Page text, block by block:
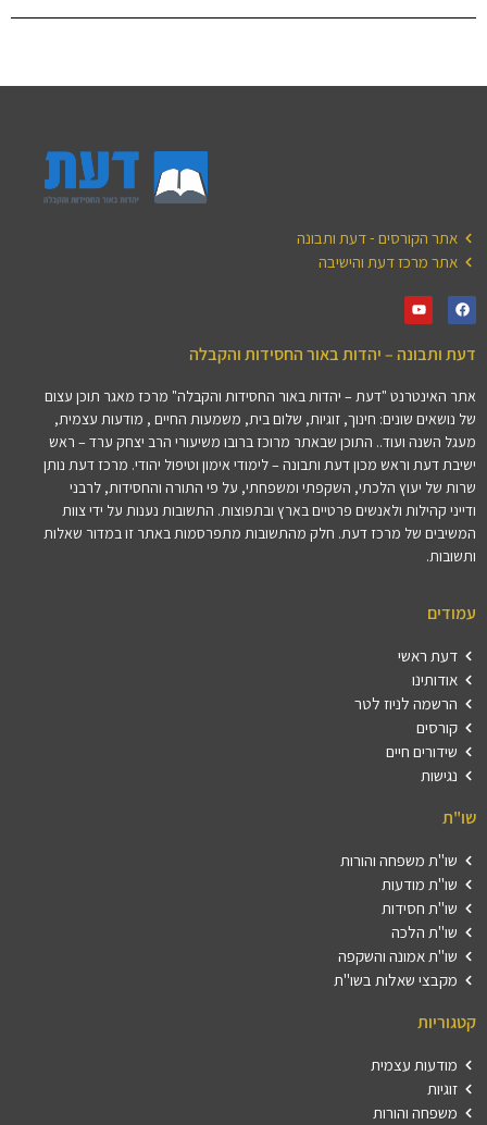
אתר הקורסים - דעת ותבונה
אתר מרכז דעת והישיבה
דעת ותבונה – יהדות באור החסידות והקבלה
אתר האינטרנט "דעת – יהדות באור החסידות והקבלה" מרכז מאגר תוכן עצום
של נושאים שונים: חינוך, זוגיות, שלום בית, משמעות החיים , מודעות עצמית,
מעגל השנה ועוד.. התוכן שבאתר מרוכז ברובו משיעורי הרב יצחק ערד – ראש
ישיבת דעת וראש מכון דעת ותבונה – לימודי אימון וטיפול יהודי. מרכז דעת נותן
שרות של יעוץ הלכתי, השקפתי ומשפחתי, על פי התורה והחסידות, לרבני
ודייני קהילות ולאנשים פרטיים בארץ ובתפוצות. התשובות נענות על ידי צוות
המשיבים של מרכז דעת. חלק מהתשובות מתפרסמות באתר זו במדור שאלות
ותשובות.
עמודים
דעת ראשי
אודותינו
הרשמה לניוז לטר
קורסים
שידורים חיים
נגישות
שו"ת
שו"ת משפחה והורות
שו"ת מודעות
שו"ת חסידות
שו"ת הלכה
שו"ת אמונה והשקפה
מקבצי שאלות בשו"ת
קטגוריות
מודעות עצמית
זוגיות
משפחה והורות